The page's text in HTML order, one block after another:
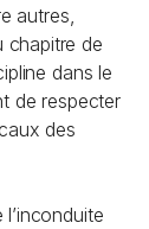
autres,
chapitre de
dans le
de respecter
des